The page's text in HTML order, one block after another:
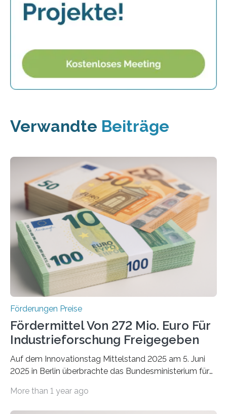
Verwandte Beiträge
Förderungen Preise
Fördermittel Von 272 Mio. Euro Für
Industrieforschung Freigegeben
Auf dem Innovationstag Mittelstand 2025 am 5. Juni
2025 in Berlin überbrachte das Bundesministerium für
Überplanmäßige Verpflichtungsermächtigungen in
More than 1 year ago